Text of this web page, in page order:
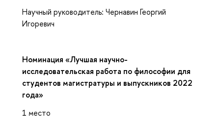
Научный руководитель: Чернавин Георгий
Игоревич
Номинация «Лучшая научно-
исследовательская работа по философии для
студентов магистратуры и выпускников 2022
года»
1 место